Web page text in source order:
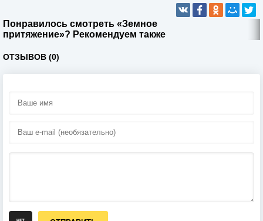
Понравилось смотреть «Земное
притяжение»? Рекомендуем также
ОТЗЫВОВ (0)